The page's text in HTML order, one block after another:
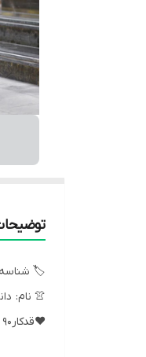
🏷 شناسه:
👚 نام:
❤️قدکار90